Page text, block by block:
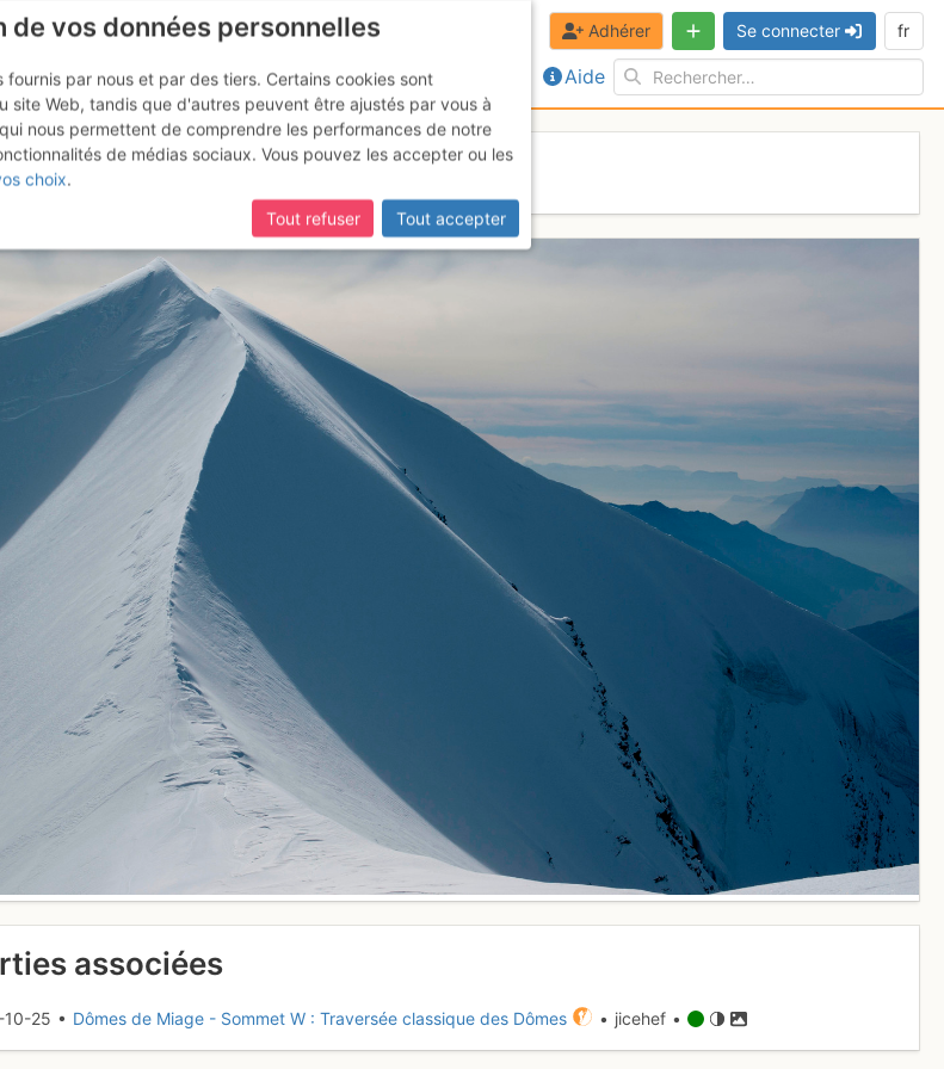
Aide
Adhérer Se connecter fr
3670
associées
10-25 • Dômes de Miage - Sommet W : Traversée classique des Dômes • jicehef •
vos données personnelles
fournis par nous et par des tiers. Certains cookies sont
site Web, tandis que d'autres peuvent être ajustés par vous à
nous permettent de comprendre les performances de notre
de médias sociaux. Vous pouvez les accepter ou les
choix.
Tout refuser
Tout accepter